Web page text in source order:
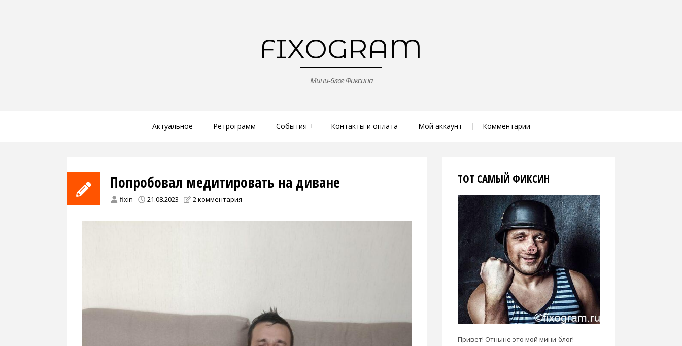
FIXOGRAM
Мини-блог Фиксина
Актуальное Ретрограмм События Контакты и оплата Мой аккаунт Комментарии
Попробовал медитировать на диване
fixin 21.08.2023 2 комментария
ТОТ САМЫЙ ФИКСИН
Привет! Отныне это мой мини-блог!